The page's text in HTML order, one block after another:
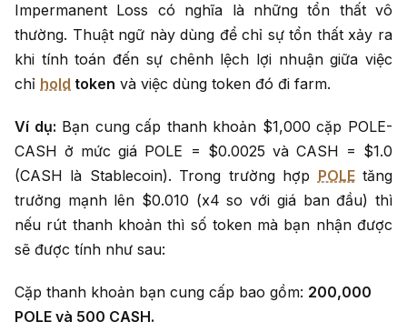
Impermanent Loss có nghĩa là những tổn thất vô
thường. Thuật ngữ này dùng để chỉ sự tổn thất xảy ra
khi tính toán đến sự chênh lệch lợi nhuận giữa việc
chỉ hold token và việc dùng token đó đi farm.
Ví dụ: Bạn cung cấp thanh khoản $1,000 cặp POLE-
CASH ở mức giá POLE = $0.0025 và CASH = $1.0
(CASH là Stablecoin). Trong trường hợp POLEtăng
trưởng mạnh lên $0.010 (x4 so với giá ban đầu) thì
nếu rút thanh khoản thì số token mà bạn nhận được
sẽ được tính như sau:
Cặp thanh khoản bạn cung cấp bao gồm: 200,000
POLE và 500 CASH.